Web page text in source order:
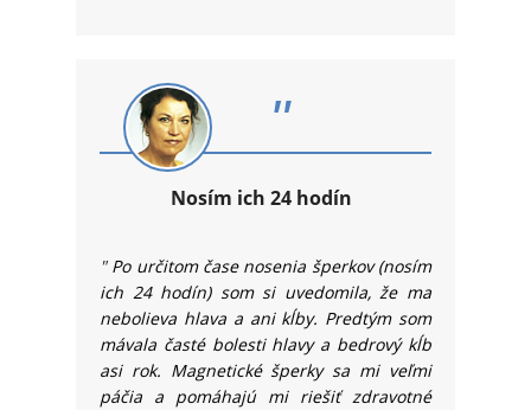
"
Nosím ich 24 hodín
" Po určitom čase nosenia šperkov (nosím
ich 24 hodín) som si uvedomila, že ma
nebolieva hlava a ani kĺby. Predtým som
mávala časté bolesti hlavy a bedrový kĺb
asi rok. Magnetické šperky sa mi veľmi
páčia a pomáhajú mi riešiť zdravotné